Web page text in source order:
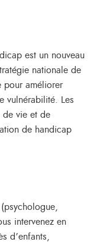
est un nouveau
nationale de
pour améliorer
vulnérabilité. Les
de vie et de
de handicap
intervenez en
d’enfants,